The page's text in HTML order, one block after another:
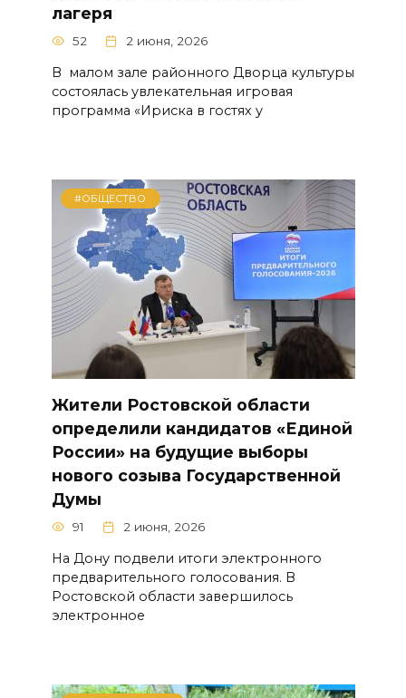
лагеря
52 2 июня, 2026
В малом зале районного Дворца культуры
состоялась увлекательная игровая
программа «Ириска в гостях у
#ОБЩЕСТВО
Жители Ростовской области
определили кандидатов «Единой
России» на будущие выборы
нового созыва Государственной
Думы
91 2 июня, 2026
На Дону подвели итоги электронного
предварительного голосования. В
Ростовской области завершилось
электронное